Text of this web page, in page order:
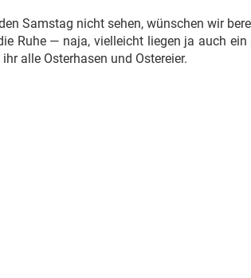
Samstag nicht sehen, wünschen wir
Ruhe — naja, vielleicht liegen ja auch
alle Osterhasen und Ostereier.